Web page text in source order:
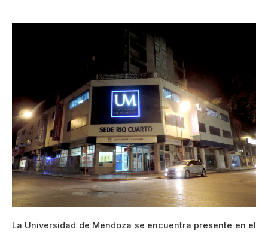
La Universidad de Mendoza se encuentra presente en el